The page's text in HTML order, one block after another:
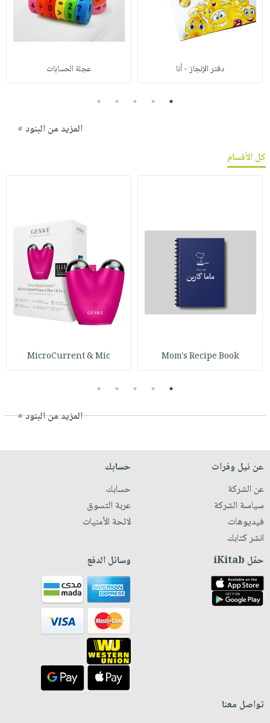
دفتر الإنجاز - أنا عجلة الحسابات
1
2
3
4
5
المزيد من البنود »
كل الأقسام
Mom's Recipe Book
MicroCurrent & Mic
1
2
3
4
5
المزيد من البنود »
عن نيل وفرات
عن الشركة
سياسة الشركة
فيديوهات
انشر كتابك
حسابك
حسابك
عربة التسوق
لائحة الأمنيات
حمّل iKitab وسائل الدفع
تواصل معنا